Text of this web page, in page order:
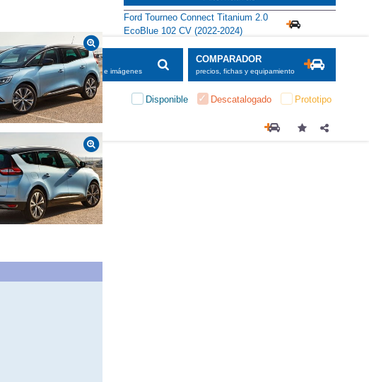
BUSCADOR
informaciones, fichas e imágenes
COMPARADOR
precios, fichas y equipamiento
Disponible Descatalogado Prototipo
Ford Tourneo Connect Titanium 2.0
EcoBlue 102 CV (2022-2024)